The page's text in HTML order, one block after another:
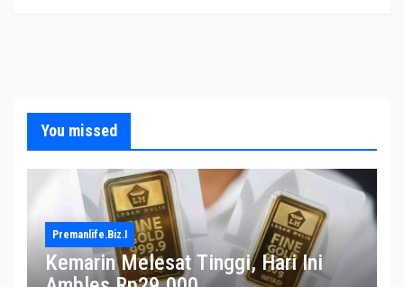
You missed
Premanlife.biz.i
Kemarin Melesat Tinggi, Hari Ini